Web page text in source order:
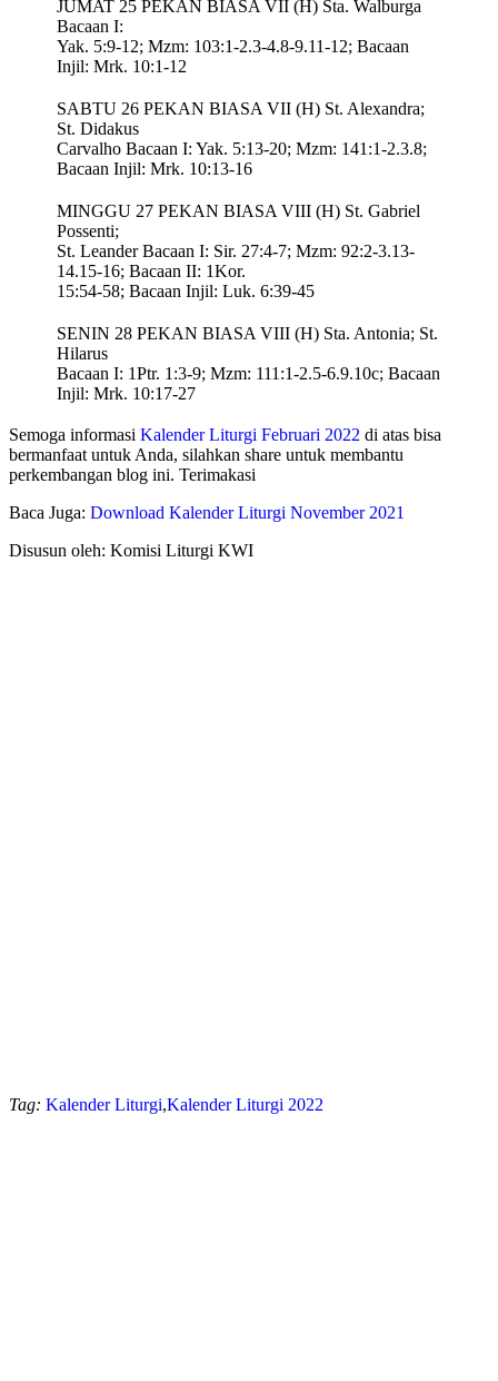
JUMAT 25 PEKAN BIASA VII (H) Sta. Walburga
Bacaan I:
Yak. 5:9-12; Mzm: 103:1-2.3-4.8-9.11-12; Bacaan
Injil: Mrk. 10:1-12
SABTU 26 PEKAN BIASA VII (H) St. Alexandra;
St. Didakus
Carvalho Bacaan I: Yak. 5:13-20; Mzm: 141:1-2.3.8;
Bacaan Injil: Mrk. 10:13-16
MINGGU 27 PEKAN BIASA VIII (H) St. Gabriel
Possenti;
St. Leander Bacaan I: Sir. 27:4-7; Mzm: 92:2-3.13-
14.15-16; Bacaan II: 1Kor.
15:54-58; Bacaan Injil: Luk. 6:39-45
SENIN 28 PEKAN BIASA VIII (H) Sta. Antonia; St.
Hilarus
Bacaan I: 1Ptr. 1:3-9; Mzm: 111:1-2.5-6.9.10c; Bacaan
Injil: Mrk. 10:17-27
Semoga informasi Kalender Liturgi Februari 2022 di atas bisa
bermanfaat untuk Anda, silahkan share untuk membantu
perkembangan blog ini. Terimakasi
Baca Juga: Download Kalender Liturgi November 2021
Disusun oleh: Komisi Liturgi KWI
Tag: Kalender Liturgi,Kalender Liturgi 2022